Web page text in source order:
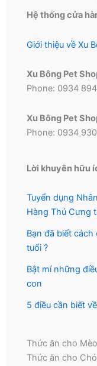
Hệ thống cửa
Giới thiệu về Xu
Xu Bông Pet
Phone: 0934
Xu Bông Pet
Phone: 0934
Lời khuyên hữu
Tuyển dụng
Hàng Thú Cưng
Bạn đã biết
tuổi ?
Bật mí những
con
5 điều cần biết
Thức ăn cho
Thức ăn cho